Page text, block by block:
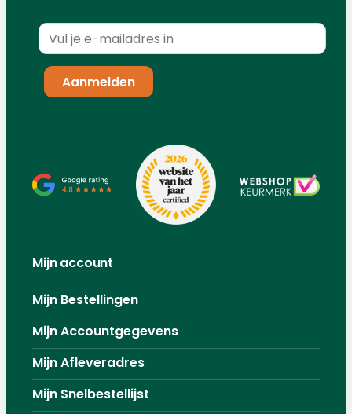
Mijn account
Mijn Bestellingen
Mijn Accountgegevens
Mijn Afleveradres
Mijn Snelbestellijst